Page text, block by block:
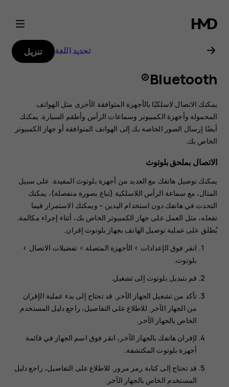
دليل
مستخدم
هاتف
Nokia
3.2
تحديد اللغة تنزيل
Bluetooth®
يمكنك الاتصال لاسلكيًا بالأجهزة المتوافقة الأخرى مثل الهواتف
المحمولة وأجهزة الكمبيوتر وسماعات الرأس وأطقم السيارة. يمكنك
أيضًا إرسال الصور الخاصة بك إلى الهواتف المتوافقة أو جهاز الكمبيوتر
الخاص بك.
الاتصال بملحق بلوتوث
يمكنك توصيل هاتفك مع العديد من أجهزة بلوتوث المفيدة. على سبيل
المثال، مع سماعة الرأس اللاسلكية (تباع بصورة منفصلة)، يمكنك
التحدث في هاتفك دون استخدام اليدين – ويمكنك الاستمرار فيما
تفعله، مثل العمل على جهاز الكمبيوتر الخاص بك، أثناء إجراء مكالمة.
يُطلق على عملية توصيل الهاتف بجهاز بلوتوث إقران.
انقر فوق الإعدادات > الأجهزة المتصلة > تفضيلات الاتصال >
بلوتوث.
قم بتبديل بلوتوث إلى تشغيل.
تأكد من تشغيل الجهاز الآخر. قد تحتاج إلى بدء عملية الإقران
من الجهاز الآخر. للاطلاع على التفاصيل، راجع دليل المستخدم
الخاص بالجهاز الآخر.
لإقران هاتفك بالجهاز الآخر، انقر فوق اسم الجهاز في قائمة
أجهزة بلوتوث المكتشفة.
قد تحتاج إلى كتابة رمز مرور. للاطلاع على التفاصيل، راجع دليل
المستخدم الخاص بالجهاز الآخر.